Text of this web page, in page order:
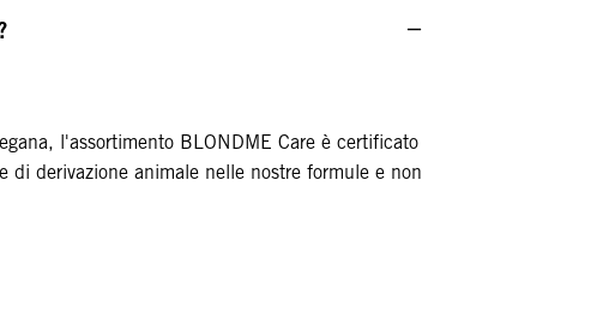
l'assortimento BLONDME Care è certificato
di derivazione animale nelle nostre formule e non